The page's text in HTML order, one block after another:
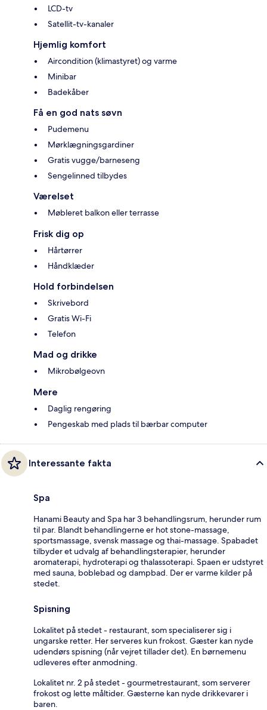
LCD-tv
Satellit-tv-kanaler
Hjemlig komfort
Aircondition (klimastyret) og varme
Minibar
Badekåber
Få en god nats søvn
Pudemenu
Mørklægningsgardiner
Gratis vugge/barneseng
Sengelinned tilbydes
Værelset
Møbleret balkon eller terrasse
Frisk dig op
Hårtørrer
Håndklæder
Hold forbindelsen
Skrivebord
Gratis Wi-Fi
Telefon
Mad og drikke
Mikrobølgeovn
Mere
Daglig rengøring
Pengeskab med plads til bærbar computer
Interessante fakta
Spa
Hanami Beauty and Spa har 3 behandlingsrum, herunder rum
til par. Blandt behandlingerne er hot stone-massage,
sportsmassage, svensk massage og thai-massage. Spabadet
tilbyder et udvalg af behandlingsterapier, herunder
aromaterapi, hydroterapi og thalassoterapi. Spaen er udstyret
med sauna, boblebad og dampbad. Der er varme kilder på
stedet.
Spisning
Lokalitet på stedet - restaurant, som specialiserer sig i
ungarske retter. Her serveres kun frokost. Gæster kan nyde
udendørs spisning (når vejret tillader det). En børnemenu
udleveres efter anmodning.
Lokalitet nr. 2 på stedet - gourmetrestaurant, som serverer
frokost og lette måltider. Gæsterne kan nyde drikkevarer i
baren.